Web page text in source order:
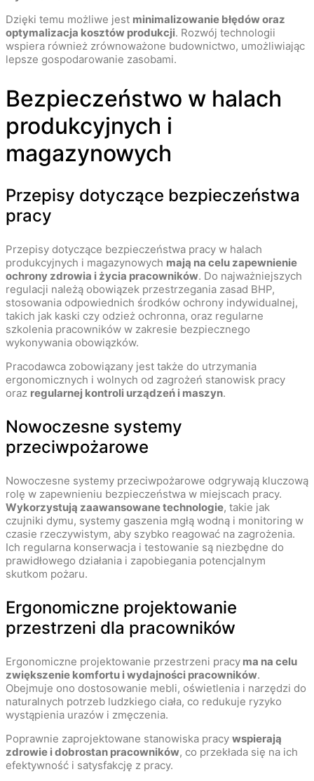
Dzięki temu możliwe jest minimalizowanie błędów oraz
optymalizacja kosztów produkcji. Rozwój technologii
wspiera również zrównoważone budownictwo, umożliwiając
lepsze gospodarowanie zasobami.
Bezpieczeństwo w halach
produkcyjnych i
magazynowych
Przepisy dotyczące bezpieczeństwa
pracy
Przepisy dotyczące bezpieczeństwa pracy w halach
produkcyjnych i magazynowych mają na celu zapewnienie
ochrony zdrowia i życia pracowników. Do najważniejszych
regulacji należą obowiązek przestrzegania zasad BHP,
stosowania odpowiednich środków ochrony indywidualnej,
takich jak kaski czy odzież ochronna, oraz regularne
szkolenia pracowników w zakresie bezpiecznego
wykonywania obowiązków.
Pracodawca zobowiązany jest także do utrzymania
ergonomicznych i wolnych od zagrożeń stanowisk pracy
oraz regularnej kontroli urządzeń i maszyn.
Nowoczesne systemy
przeciwpożarowe
Nowoczesne systemy przeciwpożarowe odgrywają kluczową
rolę w zapewnieniu bezpieczeństwa w miejscach pracy.
Wykorzystują zaawansowane technologie, takie jak
czujniki dymu, systemy gaszenia mgłą wodną i monitoring w
czasie rzeczywistym, aby szybko reagować na zagrożenia.
Ich regularna konserwacja i testowanie są niezbędne do
prawidłowego działania i zapobiegania potencjalnym
skutkom pożaru.
Ergonomiczne projektowanie
przestrzeni dla pracowników
Ergonomiczne projektowanie przestrzeni pracy ma na celu
zwiększenie komfortu i wydajności pracowników.
Obejmuje ono dostosowanie mebli, oświetlenia i narzędzi do
naturalnych potrzeb ludzkiego ciała, co redukuje ryzyko
wystąpienia urazów i zmęczenia.
Poprawnie zaprojektowane stanowiska pracy wspierają
zdrowie i dobrostan pracowników, co przekłada się na ich
efektywność i satysfakcję z pracy.